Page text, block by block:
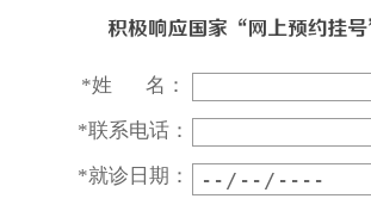
*姓 名：
*联系电话：
*就诊日期：